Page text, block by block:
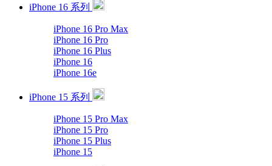
iPhone 16 系列
iPhone 16 Pro Max
iPhone 16 Pro
iPhone 16 Plus
iPhone 16
iPhone 16e
iPhone 15 系列
iPhone 15 Pro Max
iPhone 15 Pro
iPhone 15 Plus
iPhone 15